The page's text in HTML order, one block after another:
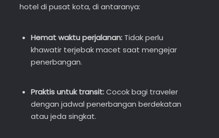
hotel di pusat kota, di antaranya:
Hemat waktu perjalanan:Tidak perlu
khawatir terjebak macet saat mengejar
penerbangan.
Praktis untuk transit:Cocok bagi traveler
dengan jadwal penerbangan berdekatan
atau jeda singkat.